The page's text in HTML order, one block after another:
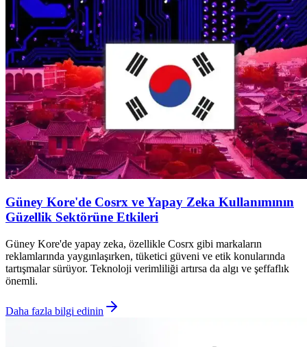
Güney Kore'de Cosrx ve Yapay Zeka Kullanımının
Güzellik Sektörüne Etkileri
Güney Kore'de yapay zeka, özellikle Cosrx gibi markaların
reklamlarında yaygınlaşırken, tüketici güveni ve etik konularında
tartışmalar sürüyor. Teknoloji verimliliği artırsa da algı ve şeffaflık
önemli.
Daha fazla bilgi edinin